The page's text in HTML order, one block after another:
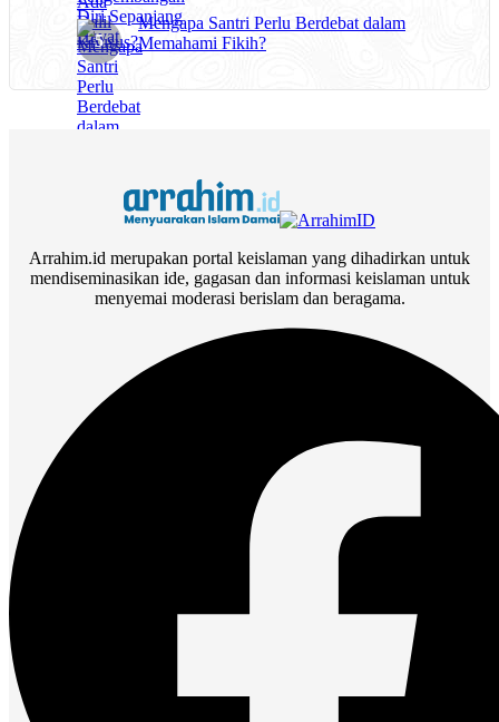
Mengapa Santri Perlu Berdebat dalam
Memahami Fikih?
Arrahim.id merupakan portal keislaman yang dihadirkan untuk
mendiseminasikan ide, gagasan dan informasi keislaman untuk
menyemai moderasi berislam dan beragama.